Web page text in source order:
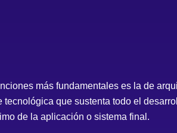
más fundamentales es la de
que sustenta todo el
de la aplicación o sistema final.